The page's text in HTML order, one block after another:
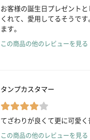
お客様の誕生日プレゼント
くれて、愛用してるそうで
ます。
この商品の他のレビューを見る
タンプカスタマー
てざわりが良くて更に可愛
この商品の他のレビューを見る